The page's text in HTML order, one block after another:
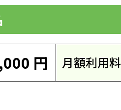
円 月額利用料